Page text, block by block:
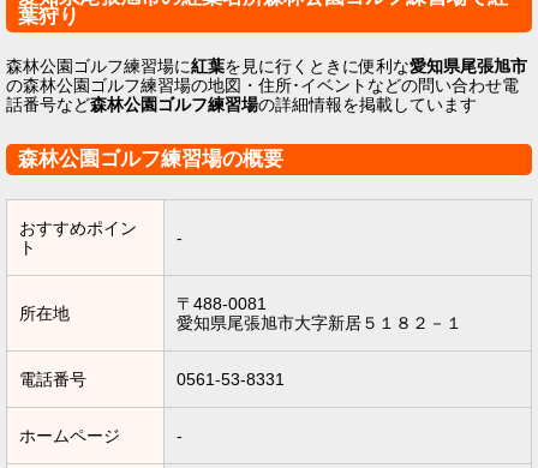
葉狩り
森林公園ゴルフ練習場に紅葉を見に行くときに便利な愛知県尾張旭市
の森林公園ゴルフ練習場の地図・住所･イベントなどの問い合わせ電
話番号など森林公園ゴルフ練習場の詳細情報を掲載しています
森林公園ゴルフ練習場の概要
おすすめポイン
ト
-
所在地
〒488-0081
愛知県尾張旭市大字新居５１８２－１
電話番号 0561-53-8331
ホームページ -